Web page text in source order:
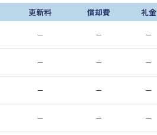
更新料 償却費 礼金
− − −
− − −
− − −
− − −